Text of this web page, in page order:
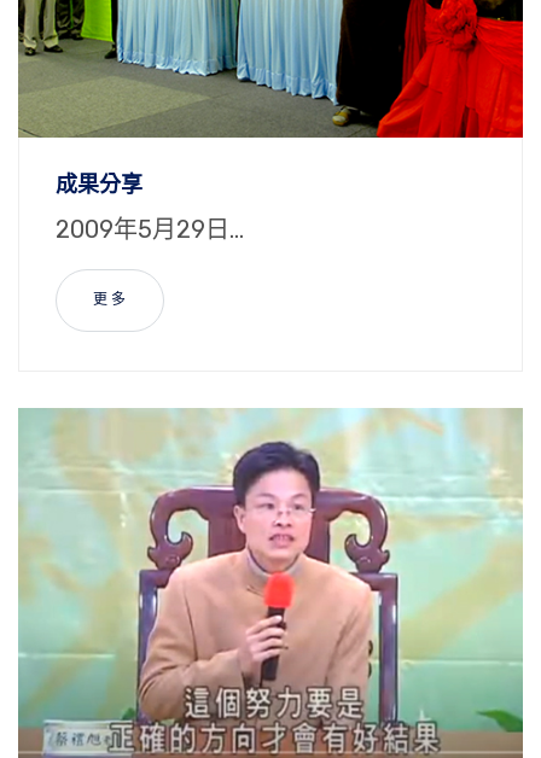
成果分享
2009年5月29日...
更 多